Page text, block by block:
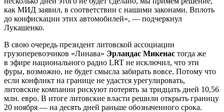
как МИД заявил, в соответствии с нашими законами. Вплоть
до конфискации этих автомобилей», — подчеркнул
Лукашенко.
В свою очередь президент литовской ассоциации
грузоперевозчиков «Линава» Эрландас Микенас тогда же
в эфире национального радио LRT не исключил, что эти
фуры, возможно, не будет смысла забирать вовсе. Потому что
если конфликт на границе не удастся урегулировать,
литовские компании рискуют потерять за тридцать дней 10,56
млн. евро. В итоге литовские власти решили открыть границу
20 ноября — на десять дней раньше обозначенного срока.